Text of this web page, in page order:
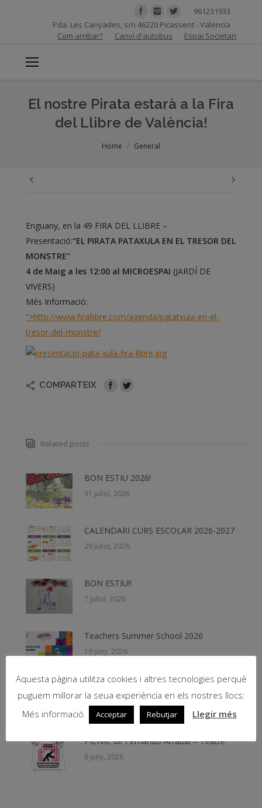
961231933
Pda. Les Canyades, s/n 46220 Picassent - Valencia
Com arribar?
Canvi d'autobus Espai Societari
El nostre Pirata estarà a la Fira
del Llibre de València!
Home General
Enguany, en la 49 FIRA DEL LLIBRE –
Presentació:“EL PIRATA PATAXULA EN EL TRESOR DEL
MONSTRE”
4 de Maig a les 12:00 al MICROESPAI (JARDÍ DE
VIVERS)
Més Informació:
“>http://www.firallibre.com/agenda/patatxula-en-el-
tresor-del-monstre/
COMPARTEIX
Related posts
BON ESTIU 2026!
31 juliol, 2026
CALENDARI CURS ESCOLAR 2026-2027
29 juliol, 2026
BON ESTIU!!
7 juliol, 2026
Teachers Summer School 2026
19 juny, 2026
11 juny, 2026
PICNIC de Fernando Arrabal – Teatre
8 juny, 2026
Aquesta pàgina utilitza cookies i altres tecnologies perquè
puguem millorar la seua experiència en els nostres llocs:
Més informació.
Acceptar Rebutjar Llegir més